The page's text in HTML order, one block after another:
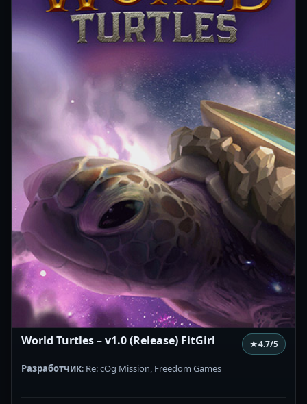
World Turtles – v1.0 (Release) FitGirl ★4.7/5
Разработчик: Re: cOg Mission, Freedom Games